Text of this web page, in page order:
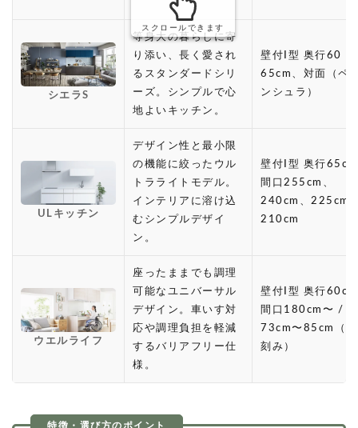
シエラS
等身大の暮らしに寄
り添い、長く愛され
るスタンダードシリ
ーズ。シンプルで心
地よいキッチン。
壁付I型 奥行60・
65cm、対面（ペ
ンシュラ）
ULキッチン
デザイン性と最小限
の機能に絞ったウル
トラライトモデル。
インテリアに溶け込
むシンプルデザイ
ン。
壁付I型 奥行
間口255cm、
240cm、225cm
210cm
ウエルライフ
座ったままでも調理
可能なユニバーサル
デザイン。車いす対
応や調理負担を軽減
するバリアフリー仕
様。
壁付I型 奥行
間口180cm〜 /
73cm〜85cm（
刻み）
スクロールできます